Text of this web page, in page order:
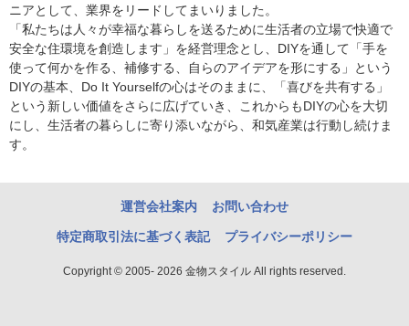
ニアとして、業界をリードしてまいりました。
「私たちは人々が幸福な暮らしを送るために生活者の立場で快適で
安全な住環境を創造します」を経営理念とし、DIYを通して「手を
使って何かを作る、補修する、自らのアイデアを形にする」という
DIYの基本、Do It Yourselfの心はそのままに、「喜びを共有する」
という新しい価値をさらに広げていき、これからもDIYの心を大切
にし、生活者の暮らしに寄り添いながら、和気産業は行動し続けま
す。
運営会社案内 お問い合わせ
特定商取引法に基づく表記 プライバシーポリシー
Copyright © 2005- 2026 金物スタイル All rights reserved.